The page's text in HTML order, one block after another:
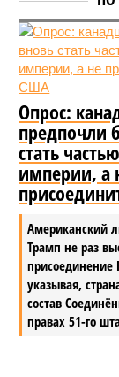
Опрос:
предпочли
стать
империи, а
Американский
Трамп не раз
указывая,
состав
правах 51-го